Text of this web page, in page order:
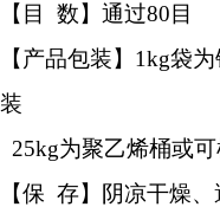
【目 数】通过80目
【产品包装】1kg袋
装
25kg为聚乙烯桶或
【保 存】阴凉干燥、